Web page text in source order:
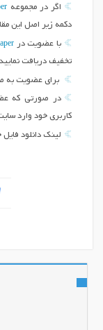
اگر در مجموعه
دکمه زیر اصل این
با عضویت در
تخفیف دریافت
برای عضویت به
در صورتی که
کاربری خود وارد
لینک دانلود